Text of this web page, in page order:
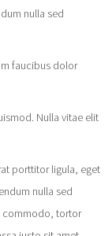
nulla sed
faucibus dolor
Nulla vitae elit
porttitor ligula, eget
nulla sed
commodo, tortor